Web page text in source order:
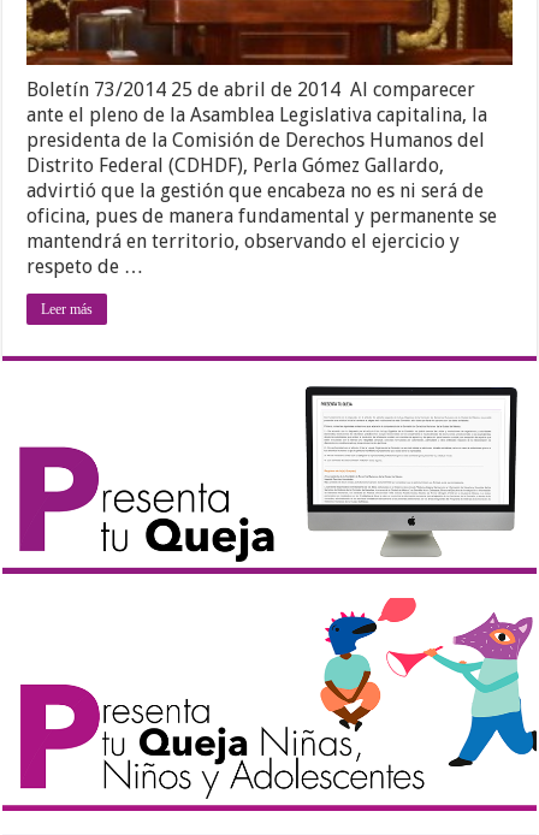
Boletín 73/2014 25 de abril de 2014 Al comparecer
ante el pleno de la Asamblea Legislativa capitalina, la
presidenta de la Comisión de Derechos Humanos del
Distrito Federal (CDHDF), Perla Gómez Gallardo,
advirtió que la gestión que encabeza no es ni será de
oficina, pues de manera fundamental y permanente se
mantendrá en territorio, observando el ejercicio y
respeto de …
Leer más